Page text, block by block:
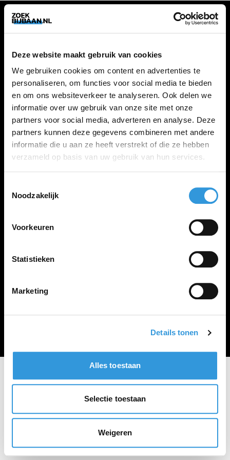
Deze website maakt gebruik van cookies
We gebruiken cookies om content en advertenties te
personaliseren, om functies voor social media te bieden
en om ons websiteverkeer te analyseren. Ook delen we
informatie over uw gebruik van onze site met onze
partners voor social media, adverteren en analyse. Deze
partners kunnen deze gegevens combineren met andere
informatie die u aan ze heeft verstrekt of die ze hebben
verzameld op basis van uw gebruik van hun services.
Noodzakelijk
Voorkeuren
Statistieken
Marketing
Details tonen
Alles toestaan
Selectie toestaan
Weigeren
ZOEKBIJBAAN
FAQ
Kennis maken met MELON
VACATURES
Alle vacatures